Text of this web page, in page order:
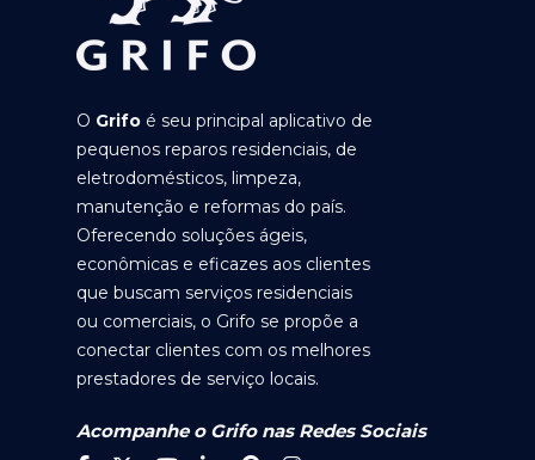
O Grifo é seu principal aplicativo de
pequenos reparos residenciais, de
eletrodomésticos, limpeza,
manutenção e reformas do país.
Oferecendo soluções ágeis,
econômicas e eficazes aos clientes
que buscam serviços residenciais
ou comerciais, o Grifo se propõe a
conectar clientes com os melhores
prestadores de serviço locais.
Acompanhe o Grifo nas Redes Sociais